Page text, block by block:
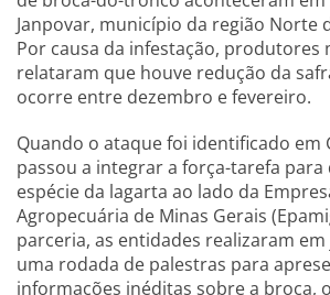
Janpovar, município da região Norte
Por causa da infestação, produtores
relataram que houve redução da
ocorre entre dezembro e fevereiro.
Quando o ataque foi identificado em
passou a integrar a força-tarefa para
espécie da lagarta ao lado da
Agropecuária de Minas Gerais
parceria, as entidades realizaram
uma rodada de palestras para
informações inéditas sobre a broca,